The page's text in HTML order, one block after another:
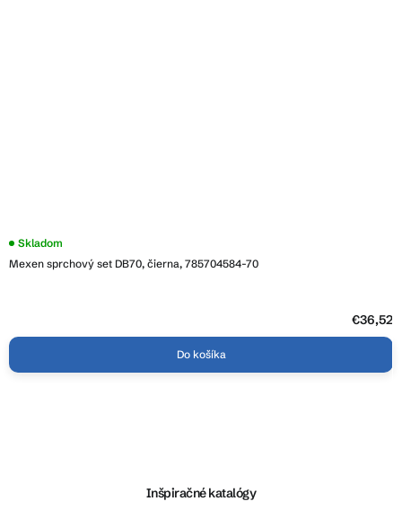
Mexen sprchový set DB70, čierna, 785704584-70
Skladom
€36,52
Do košíka
Inšpiračné katalógy